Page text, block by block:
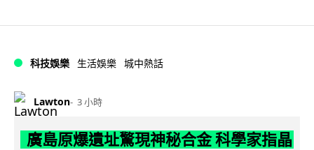
科技娛樂 生活娛樂 城中熱話
Lawton 3 小時
廣島原爆遺址驚現神秘合金 科學家指晶